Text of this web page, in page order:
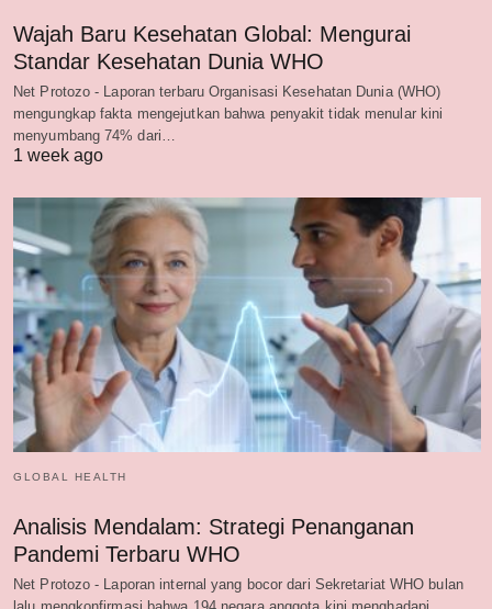
Wajah Baru Kesehatan Global: Mengurai
Standar Kesehatan Dunia WHO
Net Protozo - Laporan terbaru Organisasi Kesehatan Dunia (WHO)
mengungkap fakta mengejutkan bahwa penyakit tidak menular kini
menyumbang 74% dari…
1 week ago
GLOBAL HEALTH
Analisis Mendalam: Strategi Penanganan
Pandemi Terbaru WHO
Net Protozo - Laporan internal yang bocor dari Sekretariat WHO bulan